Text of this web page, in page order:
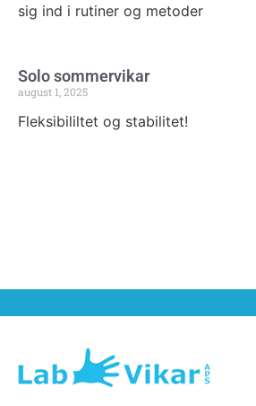
sig ind i rutiner og metoder
Solo sommervikar
august 1, 2025
Fleksibililtet og stabilitet!